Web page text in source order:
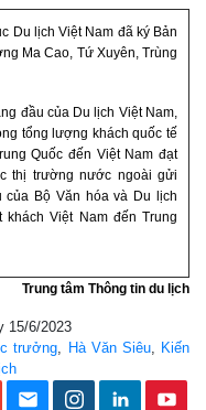
Du lịch Việt Nam đã ký Bản
Ma Cao, Tứ Xuyên, Trùng
đầu của Du lịch Việt Nam,
tổng lượng khách quốc tế
Quốc đến Việt Nam đạt
thị trường nước ngoài gửi
của Bộ Văn hóa và Du lịch
Việt Nam đến Trung
Trung tâm Thông tin du lịch
15/6/2023
trưởng Hà Văn Siêu,
Kiến